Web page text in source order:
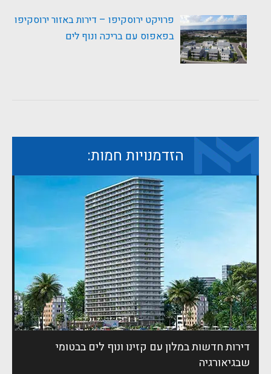
פרויקט ירוסקיפו – דירות באזור ירוסקיפו
בפאפוס עם בריכה ונוף לים
הזדמנויות חמות:
דירות חדשות במלון עם קזינו ונוף לים בבטומי
שבגיאורגיה